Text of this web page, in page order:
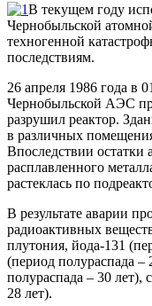
В текущем году
Чернобыльской
техногенной
последствиям.
26 апреля 1986 года в
Чернобыльской АЭС
разрушил реактор.
в различных
Впоследствии остатки
расплавленного
растеклась по
В результате аварии
радиоактивных
плутония, йода-131
(период полураспада –
полураспада – 30 лет),
28 лет).